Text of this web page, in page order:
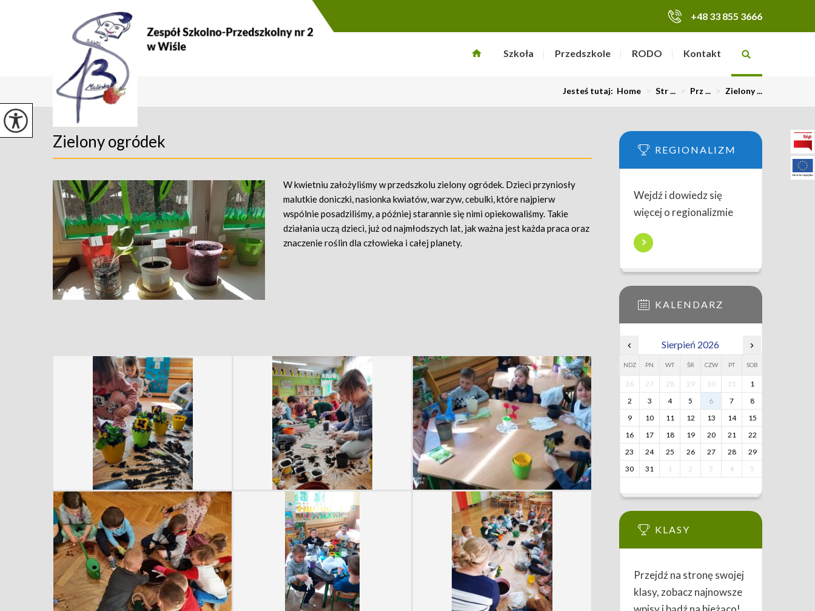
+48 33 855 3666
Szkoła Przedszkole RODO Kontakt
Jesteś tutaj: Home > Str ... > Prz ... > Zielony ...
Zielony ogródek
W kwietniu założyliśmy w przedszkolu zielony ogródek. Dzieci przyniosły
malutkie doniczki, nasionka kwiatów, warzyw, cebulki, które najpierw
wspólnie posadziliśmy, a później starannie się nimi opiekowaliśmy. Takie
działania uczą dzieci, już od najmłodszych lat, jak ważna jest każda praca oraz
znaczenie roślin dla człowieka i całej planety.
REGIONALIZM
Wejdź i dowiedz się
więcej o regionalizmie
KALENDARZ
‹ Sierpień 2026 ›
NDZ PN WT ŚR CZW PT SOB
26 27 28 29 30 31
1
2
3 4 5 6 7
8
9
10 11 12 13 14
15
16
17 18 19 20 21
22
23
24 25 26 27 28
29
30
31 1 2 3 4 5
KLASY
Przejdź na stronę swojej
klasy, zobacz najnowsze